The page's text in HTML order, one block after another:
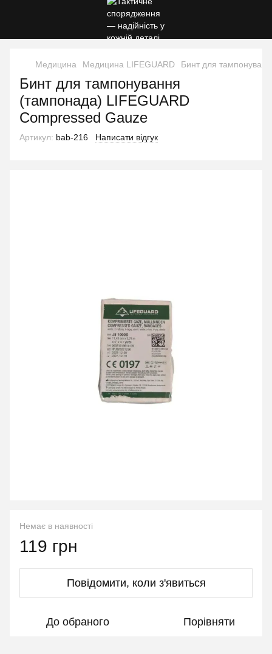
Медицина Медицина LIFEGUARD Бинт для
Бинт для тампонування
(тампонада) LIFEGUARD
Compressed Gauze
Артикул: bab-216 Написати відгук
Немає в наявності
119 грн
Повідомити, коли з'явиться
До обраного Порівняти